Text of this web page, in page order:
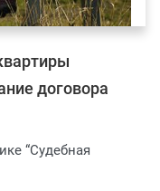
договора
“Судебная